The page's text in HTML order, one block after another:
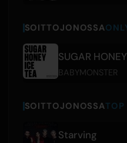
SOITTOJONOSSA
SUGAR
BABYMONSTER
SOITTOJONOSSATOP
Starving